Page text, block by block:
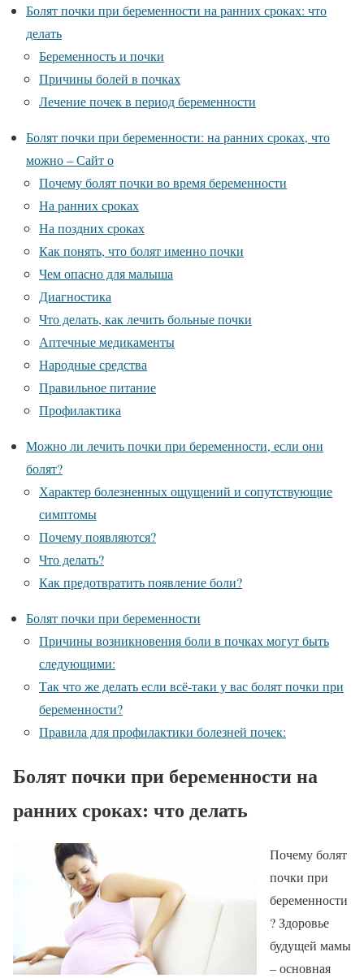
Болят почки при беременности на ранних сроках: что
делать
Беременность и почки
Причины болей в почках
Лечение почек в период беременности
Болят почки при беременности: на ранних сроках, что
можно – Сайт о
Почему болят почки во время беременности
На ранних сроках
На поздних сроках
Как понять, что болят именно почки
Чем опасно для малыша
Диагностика
Что делать, как лечить больные почки
Аптечные медикаменты
Народные средства
Правильное питание
Профилактика
Можно ли лечить почки при беременности, если они
болят?
Характер болезненных ощущений и сопутствующие
симптомы
Почему появляются?
Что делать?
Как предотвратить появление боли?
Болят почки при беременности
Причины возникновения боли в почках могут быть
следующими:
Так что же делать если всё-таки у вас болят почки при
беременности?
Правила для профилактики болезней почек:
Болят почки при беременности на
ранних сроках: что делать
Почему болят
почки при
беременности
? Здоровье
будущей мамы
– основная